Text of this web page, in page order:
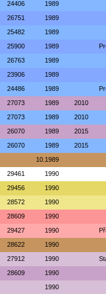
24406 1989
26751 1989
25482 1989
25900 1989
26763 1989
23906 1989
24486 1989
27073 1989 2010
27073 1989 2010
26070 1989 2015
26070 1989 2015
10.1989
29461 1990
29456 1990
28572 1990
28609 1990
29427 1990
28622 1990
27912 1990
28609 1990
1990